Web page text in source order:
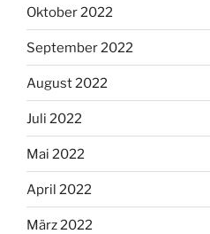
Oktober 2022
September 2022
August 2022
Juli 2022
Mai 2022
April 2022
März 2022